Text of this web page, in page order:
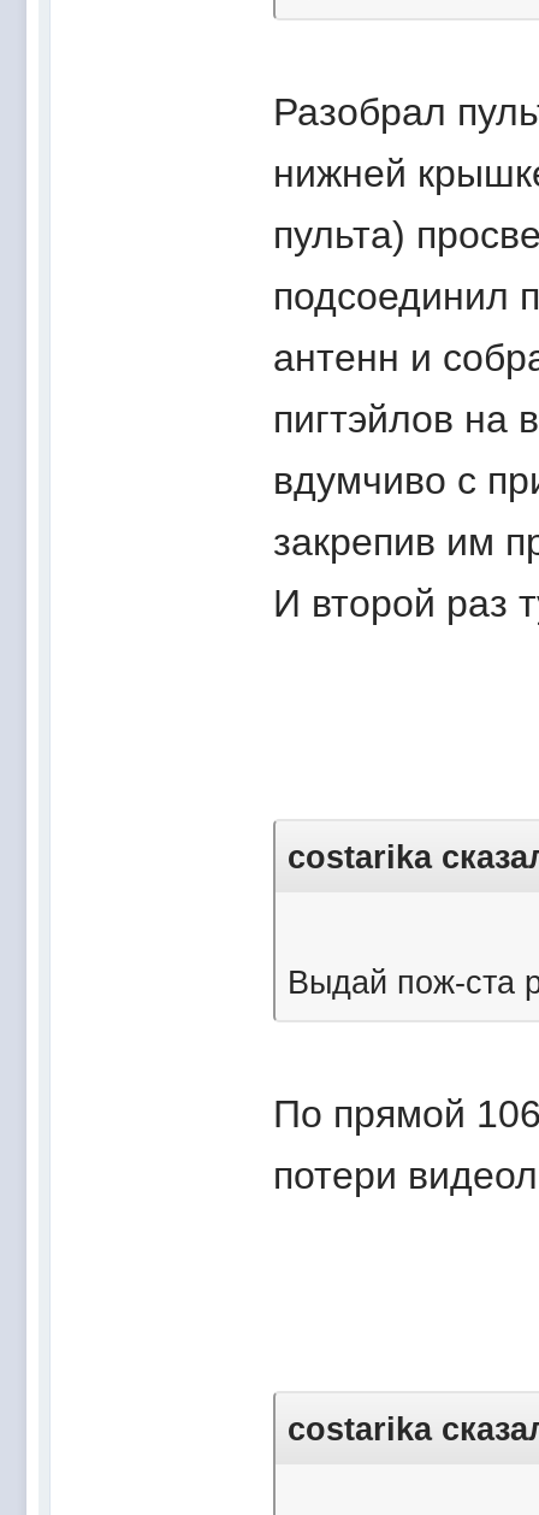
Разобрал
нижней
пульта)
подсоединил
антенн и
пигтэйлов на
вдумчиво с
закрепив им
И второй раз
costarika
Выдай пож-ста
По прямой
потери
costarika